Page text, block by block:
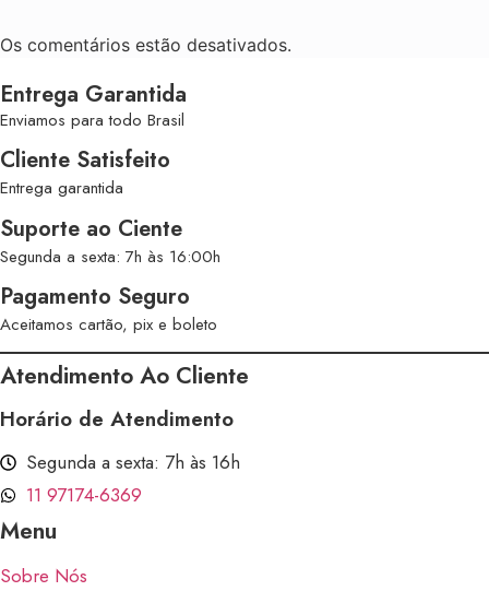
Os comentários estão desativados.
Entrega Garantida
Enviamos para todo Brasil
Cliente Satisfeito
Entrega garantida
Suporte ao Ciente
Segunda a sexta: 7h às 16:00h
Pagamento Seguro
Aceitamos cartão, pix e boleto
Atendimento Ao Cliente
Horário de Atendimento
Segunda a sexta: 7h às 16h
11 97174-6369
Menu
Sobre Nós